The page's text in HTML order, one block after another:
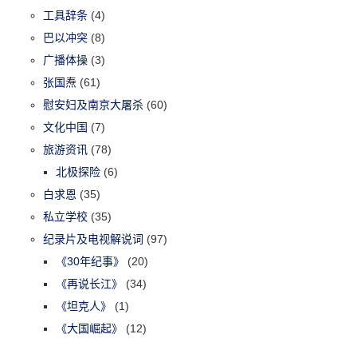
工具辞条 (4)
巴以冲突 (8)
广播体操 (3)
张国焘 (61)
慰安妇及南京大屠杀 (60)
文化中国 (7)
旅游资讯 (78)
北极探险 (6)
白求恩 (35)
私立学校 (35)
纪录片及电视解说词 (97)
《30年纪事》
(20)
《再说长江》
(34)
《坦克人》
(1)
《大国崛起》
(12)